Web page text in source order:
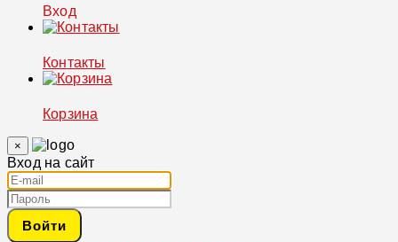
Вход
Контакты
Корзина
×
Вход на сайт
Войти